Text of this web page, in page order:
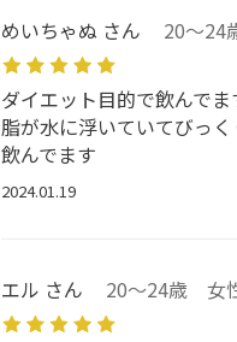
めいちゃぬ さん 20～
ダイエット目的で飲んで
脂が水に浮いていてびっ
飲んでます
2024.01.19
エル さん 20～24歳 女